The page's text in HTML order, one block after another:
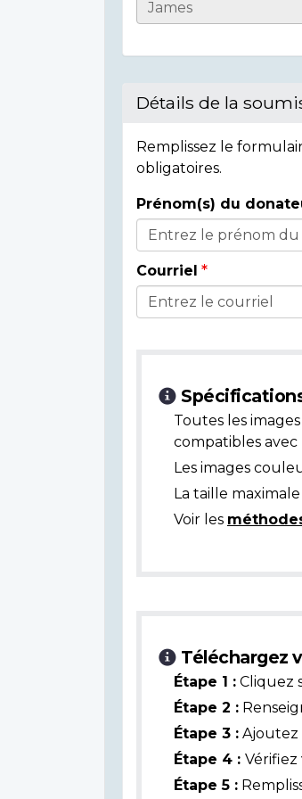
Informations
l'individu
Détails de la
Remplissez le
obligatoires.
Détails
du
donateur
Prénom(s) du
Courriel
Toutes les
compatibles
Les images
La taille
Voir les
Téléchargez
Étape 1 : Cliquez
Étape 2 :
Étape 3 : Ajoutez
Étape 4 :
Étape 5 :